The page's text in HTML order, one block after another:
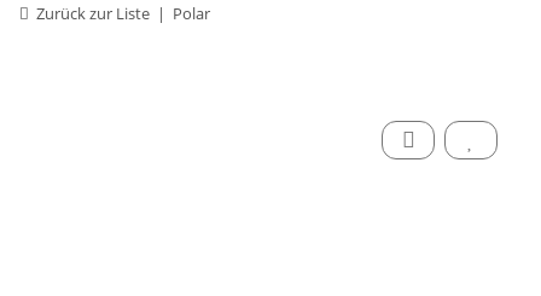
Zurück zur Liste Polar